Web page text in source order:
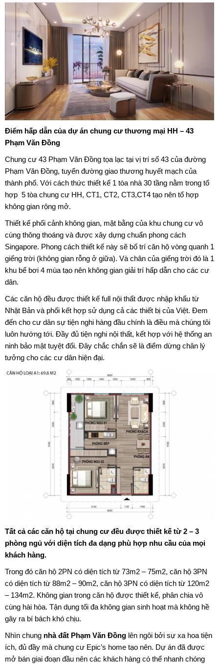
Điểm hấp dẫn của dự án chung cư thương mại HH – 43
Phạm Văn Đồng
Chung cư 43 Phạm Văn Đồng tọa lạc tại vị trí số 43 của đường
Phạm Văn Đồng, tuyến đường giao thương huyết mạch của
thành phố. Với cách thức thiết kế 1 tòa nhà 30 tầng nằm trong tổ
hợp 5 tòa chung cư HH, CT1, CT2, CT3,CT4 tạo nên tổ hợp
không gian rộng mở.
Thiết kế phối cảnh không gian, mặt bằng của khu chung cư vô
cùng thông thoáng và được xây dựng chuẩn phong cách
Singapore. Phong cách thiết kế này sẽ bố trí căn hộ vòng quanh 1
giếng trời (không gian rỗng ở giữa). Và chân của giếng trời đó là 1
khu bể bơi 4 mùa tạo nên không gian giải trí hấp dẫn cho các cư
dân.
Các căn hộ đều được thiết kế full nội thất được nhập khẩu từ
Nhật Bản và phối kết hợp sử dụng cả các thiết bị của Việt. Đem
đến cho cư dân sự tiện nghi hàng đầu chính là điều mà chúng tôi
luôn hướng tới. Đầy đủ tiện nghi nội thất, kết hợp với hệ thống an
ninh bảo mật tuyệt đối. Đây chắc chắn sẽ là điểm dừng chân lý
tưởng cho các cư dân hiện đại.
Tất cả các căn hộ tại chung cư đều được thiết kế từ 2 – 3
phòng ngủ với diện tích đa dạng phù hợp nhu cầu của mọi
khách hàng.
Trong đó căn hộ 2PN có diện tích từ 73m2 – 75m2, căn hộ 3PN
có diện tích từ 88m2 – 90m2, căn hộ 3PN có diện tích từ 120m2
– 134m2. Không gian trong căn hộ được thiết kế, phân chia vô
cùng hài hòa. Tận dụng tối đa không gian sinh hoạt mà không hề
gây ra bí bách khó chịu.
Nhìn chung nhà đất Phạm Văn Đồng lên ngôi bởi sự xa hoa tiện
ích, đủ đầy mà chung cư Epic’s home tạo nên. Dự án đã được
mở bán giai đoạn đầu nên các khách hàng có thể nhanh chóng